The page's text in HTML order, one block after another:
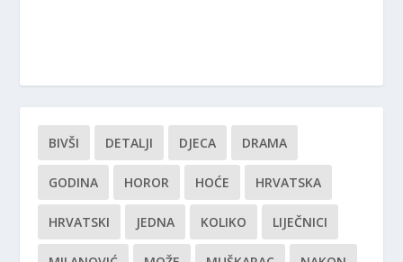
BIVŠI DETALJI DJECA DRAMA
GODINA HOROR HOĆE HRVATSKA
HRVATSKI JEDNA KOLIKO LIJEČNICI